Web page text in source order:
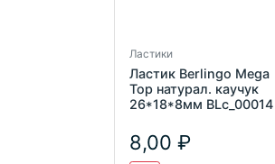
Ластики
Ластик Berlingo Mega
Top натурал. каучук
26*18*8мм BLc_00014
8,00